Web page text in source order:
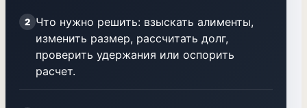
2 Что нужно решить: взыскать алименты,
изменить размер, рассчитать долг,
проверить удержания или оспорить
расчет.